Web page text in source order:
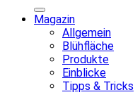
Magazin
Allgemein
Blühfläche
Produkte
Einblicke
Tipps & Tricks